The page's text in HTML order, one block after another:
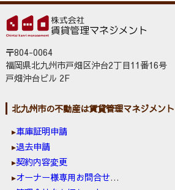
〒804-0064
福岡県北九州市戸畑区沖台2丁目11番16号
戸畑沖台ビル 2F
北九州市の不動産は賃貸管理マネジメント
車庫証明申請
退去申請
契約内容変更
オーナー様専用お問合せ窓口